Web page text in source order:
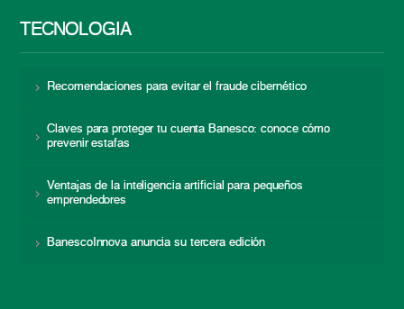
TECNOLOGÍA
Recomendaciones para evitar el fraude cibernético
Claves para proteger tu cuenta Banesco: conoce cómo
prevenir estafas
Ventajas de la inteligencia artificial para pequeños
emprendedores
BanescoInnova anuncia su tercera edición